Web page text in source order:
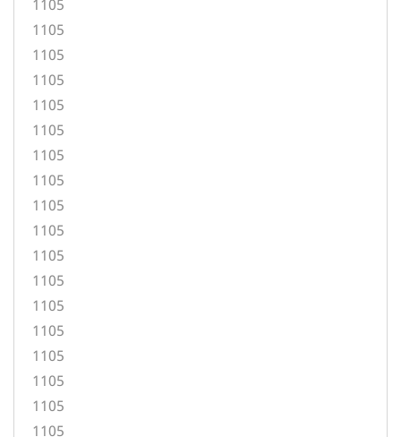
1105
1105
1105
1105
1105
1105
1105
1105
1105
1105
1105
1105
1105
1105
1105
1105
1105
1105